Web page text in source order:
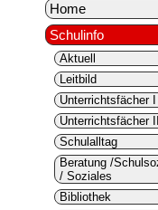
Home
Schulinfo
Aktuell
Leitbild
Unterrichtsfächer I
Unterrichtsfächer II
Schulalltag
Beratung /
/ Soziales
Bibliothek